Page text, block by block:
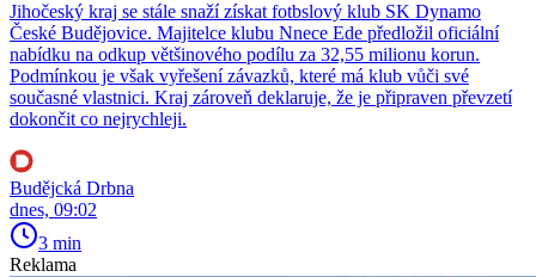
Jihočeský kraj se stále snaží získat fotbslový klub SK Dynamo
České Budějovice. Majitelce klubu Nnece Ede předložil oficiální
nabídku na odkup většinového podílu za 32,55 milionu korun.
Podmínkou je však vyřešení závazků, které má klub vůči své
současné vlastnici. Kraj zároveň deklaruje, že je připraven převzetí
dokončit co nejrychleji.
Budějcká Drbna
dnes, 09:02
3 min
Reklama